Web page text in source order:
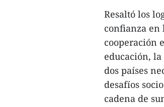
Resaltó los
confianza en
cooperación
educación,
dos países
desafíos
cadena de